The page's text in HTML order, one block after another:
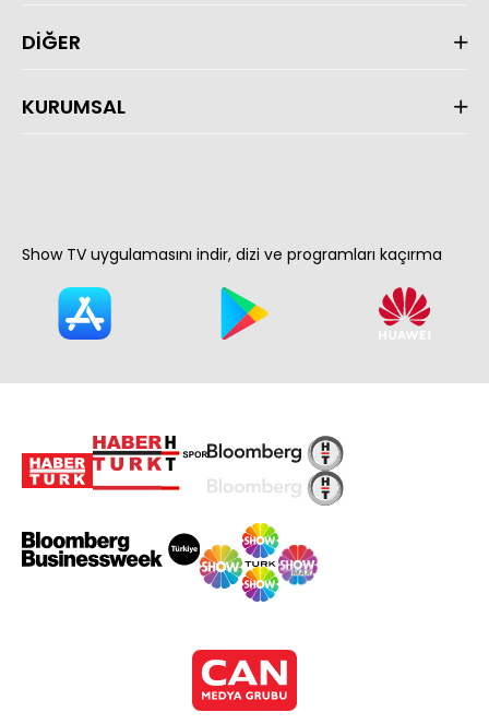
DİĞER
KURUMSAL
Show TV uygulamasını indir, dizi ve programları kaçırma